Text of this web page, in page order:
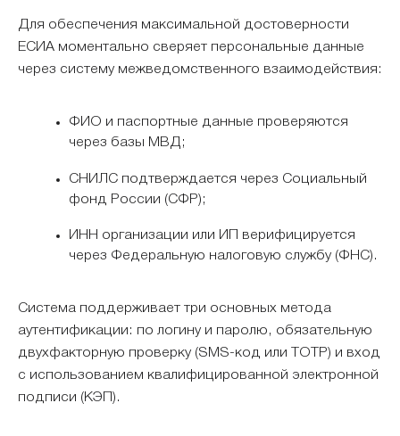
Для обеспечения максимальной достоверности
ЕСИА моментально сверяет персональные данные
через систему межведомственного взаимодействия:
ФИО и паспортные данные проверяются
через базы МВД;
СНИЛС подтверждается через Социальный
фонд России (СФР);
ИНН организации или ИП верифицируется
через Федеральную налоговую службу (ФНС).
Система поддерживает три основных метода
аутентификации: по логину и паролю, обязательную
двухфакторную проверку (SMS-код или TOTP) и вход
с использованием квалифицированной электронной
подписи (КЭП).